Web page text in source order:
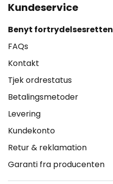
Kundeservice
Benyt fortrydelsesretten
FAQs
Kontakt
Tjek ordrestatus
Betalingsmetoder
Levering
Kundekonto
Retur & reklamation
Garanti fra producenten